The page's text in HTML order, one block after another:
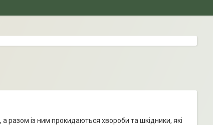
разом із ним прокидаються хвороби та шкідники, які